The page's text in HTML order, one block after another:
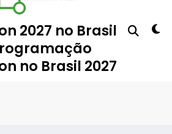
2027 no Brasil
no Brasil 2027